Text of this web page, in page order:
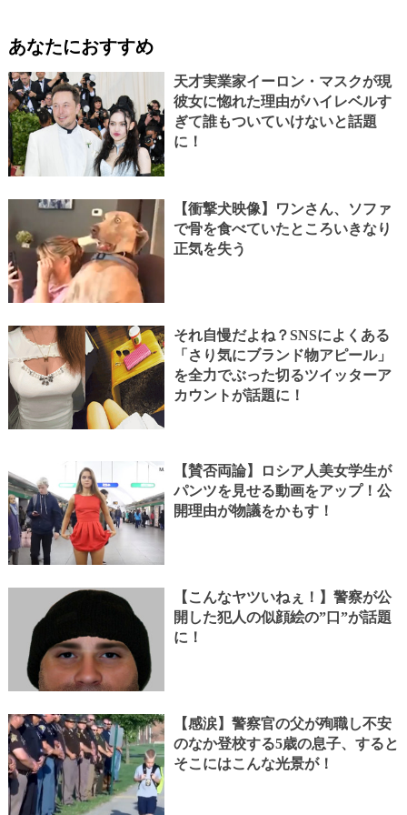
あなたにおすすめ
天才実業家イーロン・マスクが現
彼女に惚れた理由がハイレベルす
ぎて誰もついていけないと話題
に！
【衝撃犬映像】ワンさん、ソファ
で骨を食べていたところいきなり
正気を失う
それ自慢だよね？SNSによくある
「さり気にブランド物アピール」
を全力でぶった切るツイッターア
カウントが話題に！
【賛否両論】ロシア人美女学生が
パンツを見せる動画をアップ！公
開理由が物議をかもす！
【こんなヤツいねぇ！】警察が公
開した犯人の似顔絵の”口”が話題
に！
【感涙】警察官の父が殉職し不安
のなか登校する5歳の息子、すると
そこにはこんな光景が！